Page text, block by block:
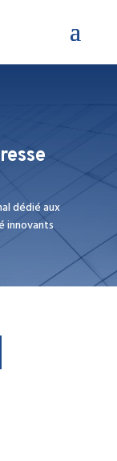
dédié aux
innovants